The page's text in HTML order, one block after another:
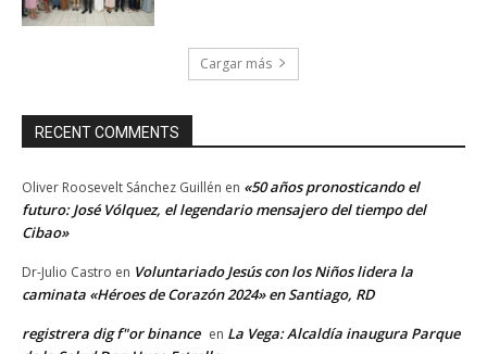
Cargar más
RECENT COMMENTS
Oliver Roosevelt Sánchez Guillén en «50 años pronosticando el
futuro: José Vólquez, el legendario mensajero del tiempo del
Cibao»
Dr-Julio Castro en Voluntariado Jesús con los Niños lidera la
caminata «Héroes de Corazón 2024» en Santiago, RD
registrera dig f"or binance en La Vega: Alcaldía inaugura Parque